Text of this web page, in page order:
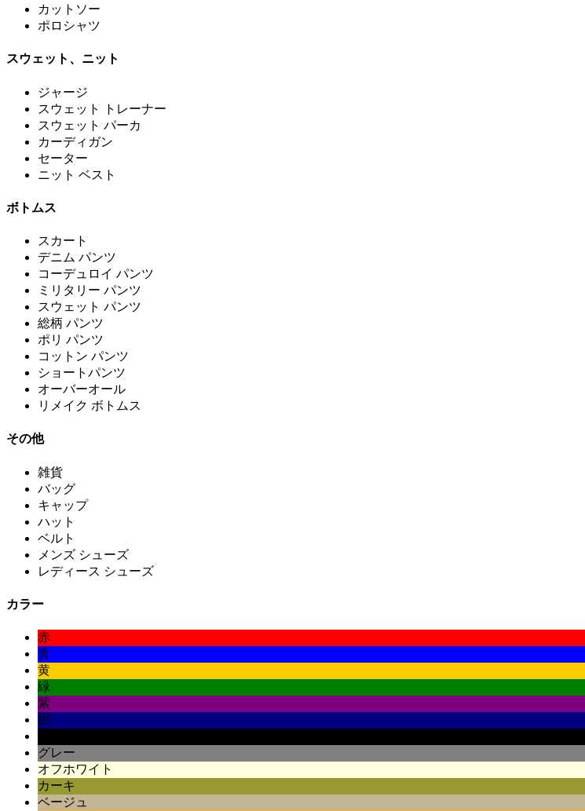
カットソー
ポロシャツ
スウェット、ニット
ジャージ
スウェット トレーナー
スウェット パーカ
カーディガン
セーター
ニット ベスト
ボトムス
スカート
デニム パンツ
コーデュロイ パンツ
ミリタリー パンツ
スウェット パンツ
総柄 パンツ
ポリ パンツ
コットン パンツ
ショートパンツ
オーバーオール
リメイク ボトムス
その他
雑貨
バッグ
キャップ
ハット
ベルト
メンズ シューズ
レディース シューズ
カラー
赤
青
黄
緑
紫
紺
グレー
オフホワイト
カーキ
ベージュ